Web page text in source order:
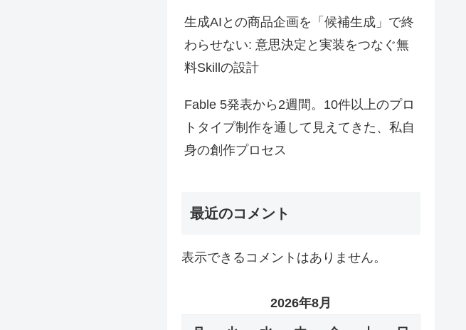
生成AIとの商品企画を「候補生成」で終
わらせない: 意思決定と実装をつなぐ無
料Skillの設計
Fable 5発表から2週間。10件以上のプロ
トタイプ制作を通して見えてきた、私自
身の創作プロセス
最近のコメント
表示できるコメントはありません。
2026年8月